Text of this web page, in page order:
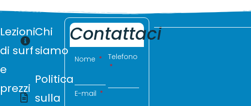
Lezioni
di surf
e
prezzi
Chi
siamo
Politica
sulla
Contattaci
Nome Telefono
E-mail